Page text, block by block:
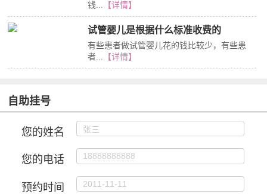
钱... 【详情】
试管婴儿是根据什么标准收费的
有些患者做试管婴儿花的钱比较少，有些患
者...
【详情】
自助挂号
您的姓名
您的电话
预约时间